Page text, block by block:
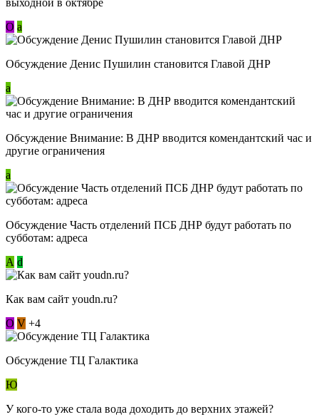
О a
Обсуждение Денис Пушилин становится Главой ДНР
a
Обсуждение Внимание: В ДНР вводится комендантский час и
другие ограничения
a
Обсуждение Часть отделений ПСБ ДНР будут работать по
субботам: адреса
А d
Как вам сайт youdn.ru?
О V +4
Обсуждение ТЦ Галактика
Ю
У кого-то уже стала вода доходить до верхних этажей?